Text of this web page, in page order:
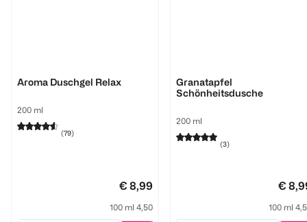
Aroma Duschgel Relax
200 ml
(79)
€ 8,99
100 ml 4,50
Granatapfel
Schönheitsdusche
200 ml
(3)
€
100 ml